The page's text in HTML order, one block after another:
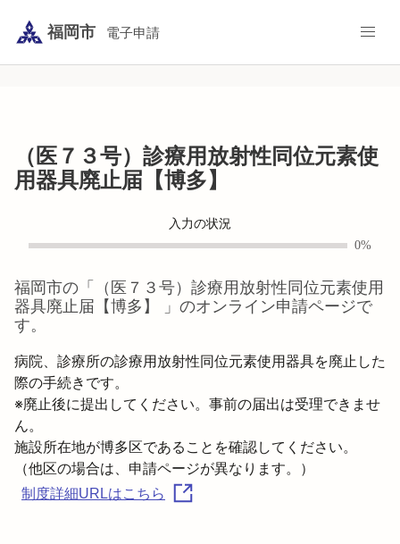
福岡市 電子申請
（医７３号）診療用放射性同位元素使
用器具廃止届【博多】
入力の状況
0%
福岡市の「
（医７３号）診療用放射性同位元素使用
器具廃止届【博多】
」のオンライン申請ページで
す。
病院、診療所の診療用放射性同位元素使用器具を廃止した
際の手続きです。
※廃止後に提出してください。事前の届出は受理できませ
ん。
施設所在地が博多区であることを確認してください。
制度詳細URLはこちら